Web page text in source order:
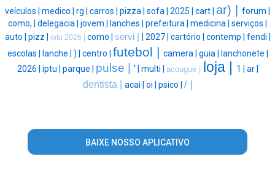
veículos | medico | rg | carros | pizza | sofa | 2025 | cart | ar) |
forum |
como, | delegacia | jovem | lanches | prefeitura | medicina | serviços |
auto | pizz | iptu 2026 | como | servi | 2027 | cartório | contemp | fendi |
escolas |
lanche | ) | centro | futebol | camera | guia |
lanchonete |
2026 | iptu | parque | pulse | ' | multi | acougue | loja | 1 | ar |
dentista | acai | oi | psico | / |
BAIXE NOSSO APLICATIVO